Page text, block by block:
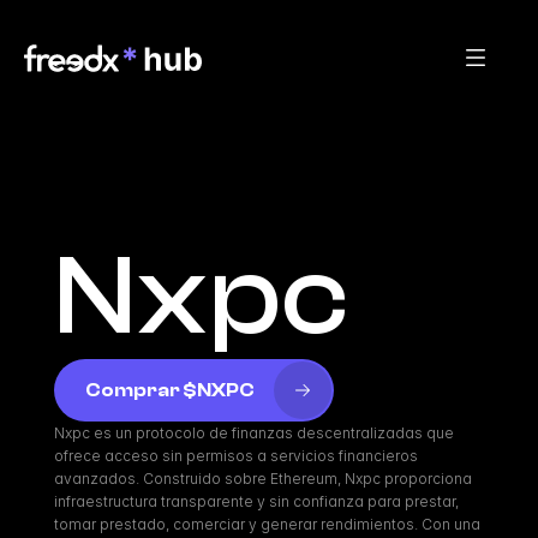
Nxpc
Comprar $NXPC
Nxpc es un protocolo de finanzas descentralizadas que
ofrece acceso sin permisos a servicios financieros
avanzados. Construido sobre Ethereum, Nxpc proporciona
infraestructura transparente y sin confianza para prestar,
tomar prestado, comerciar y generar rendimientos. Con una